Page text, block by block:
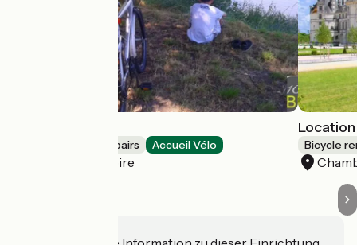
Bicycle rentals/ repairs Accueil Vélo
Muides-sur-Loire
Bicycle